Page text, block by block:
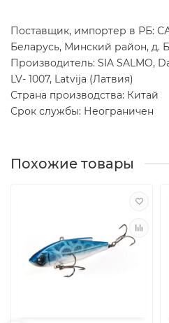
Поставщик, импортер в РБ:
Беларусь, Минский район, д.
Производитель: SIA SALMO,
LV- 1007, Latvija (Латвия)
Страна производства: Китай
Срок службы: Неограничен
Похожие товары